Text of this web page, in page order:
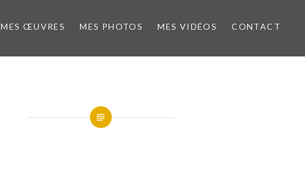
MES ŒUVRES MES PHOTOS MES VIDÉOS CONTACT